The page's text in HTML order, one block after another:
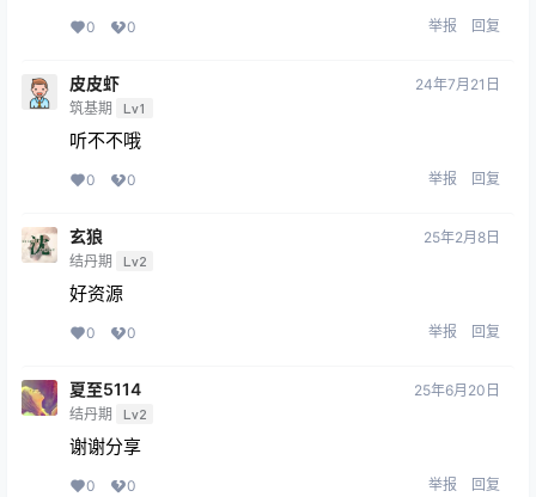
0 0 举报 回复
皮皮虾
筑基期 Lv1
24年7月21日
听不不哦
0 0 举报 回复
玄狼
结丹期 Lv2
25年2月8日
好资源
0 0 举报 回复
夏至5114
结丹期 Lv2
25年6月20日
谢谢分享
0 0 举报 回复